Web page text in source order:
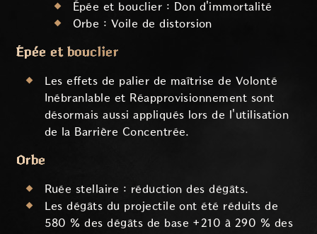
Épée et bouclier : Don d'immortalité
Orbe : Voile de distorsion
Épée et bouclier
Les effets de palier de maîtrise de Volonté
Inébranlable et Réapprovisionnement sont
désormais aussi appliqués lors de l'utilisation
de la Barrière Concentrée.
Orbe
Ruée stellaire : réduction des dégâts.
Les dégâts du projectile ont été réduits de
580 % des dégâts de base +210 à 290 % des